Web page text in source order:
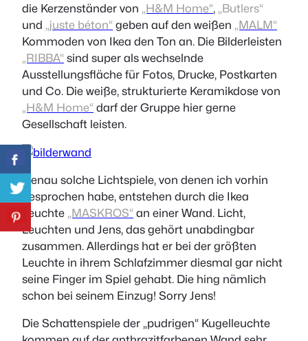
die Kerzenständer von „H&M Home“, „Butlers“
und „juste béton“ geben auf den weißen „MALM“
Kommoden von Ikea den Ton an. Die Bilderleisten
„RIBBA“ sind super als wechselnde
Ausstellungsfläche für Fotos, Drucke, Postkarten
und Co. Die weiße, strukturierte Keramikdose von
„H&M Home“ darf der Gruppe hier gerne
Gesellschaft leisten.
Genau solche Lichtspiele, von denen ich vorhin
gesprochen habe, entstehen durch die Ikea
Leuchte „MASKROS“ an einer Wand. Licht,
Leuchten und Jens, das gehört unabdingbar
zusammen. Allerdings hat er bei der größten
Leuchte in ihrem Schlafzimmer diesmal gar nicht
seine Finger im Spiel gehabt. Die hing nämlich
schon bei seinem Einzug! Sorry Jens!
Die Schattenspiele der „pudrigen“ Kugelleuchte